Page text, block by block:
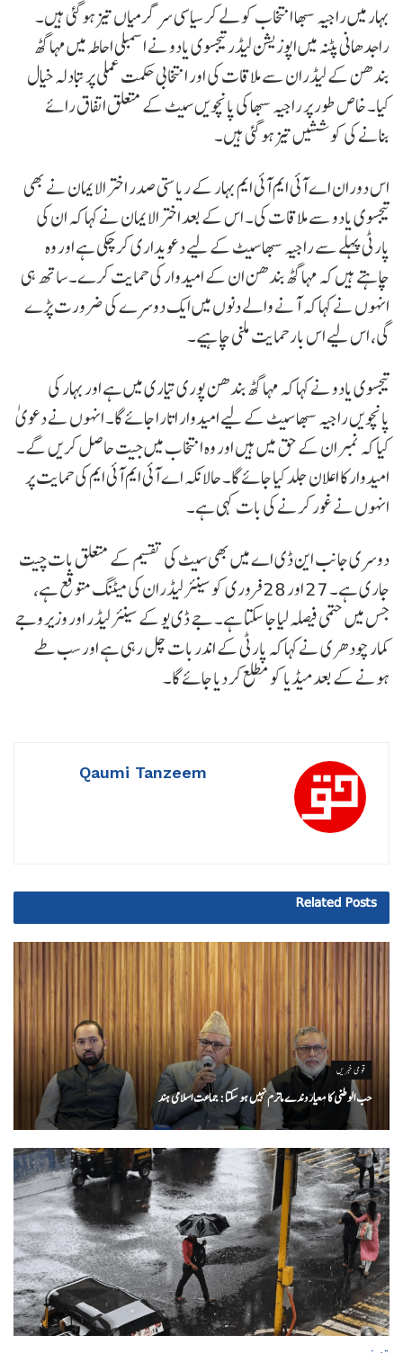
بہار میں راجیہ سبھا انتخاب کو لے کر سیاسی سرگرمیاں تیز ہو گئی ہیں۔
راجدھانی پٹنہ میں اپوزیشن لیڈر تیجسوی یادو نے اسمبلی احاطہ میں مہاگٹھ
بندھن کے لیڈران سے ملاقات کی اور انتخابی حکمت عملی پر تبادلہ خیال
کیا۔ خاص طور پر راجیہ سبھا کی پانچویں سیٹ کے متعلق اتفاق رائے
بنانے کی کوششیں تیز ہو گئی ہیں۔
اس دوران اے آئی ایم آئی ایم بہار کے ریاستی صدر اختر الایمان نے بھی
تیجسوی یادو سے ملاقات کی۔ اس کے بعد اختر الایمان نے کہا کہ ان کی
پارٹی پہلے سے راجیہ سبھا سیٹ کے لیے دعویداری کر چکی ہے اور وہ
چاہتے ہیں کہ مہاگٹھ بندھن ان کے امیدوار کی حمایت کرے۔ ساتھ ہی
انہوں نے کہا کہ آنے والے دنوں میں ایک دوسرے کی ضرورت پڑے
گی، اس لیے اس بار حمایت ملنی چاہیے۔
تیجسوی یادو نے کہا کہ مہاگٹھ بندھن پوری تیاری میں ہے اور بہار کی
پانچویں راجیہ سبھا سیٹ کے لیے امیدوار اتارا جائے گا۔ انہوں نے دعویٰ
کیا کہ نمبر ان کے حق میں ہیں اور وہ انتخاب میں جیت حاصل کریں گے۔
امیدوار کا اعلان جلد کیا جائے گا۔ حالانکہ اے آئی ایم آئی ایم کی حمایت پر
انہوں نے غور کرنے کی بات کہی ہے۔
دوسری جانب این ڈی اے میں بھی سیٹ کی تقسیم کے متعلق بات چیت
جاری ہے۔ 27 اور 28 فروری کو سینئر لیڈران کی میٹنگ متوقع ہے،
جس میں حتمی فیصلہ لیا جا سکتا ہے۔ جے ڈی یو کے سینئر لیڈر اور وزیر وجے
کمار چودھری نے کہا کہ پارٹی کے اندر بات چل رہی ہے اور سب طے
ہونے کے بعد میڈیا کو مطلع کر دیا جائے گا۔
Qaumi Tanzeem
Related Posts
قومی خبریں
حب الوطنی کا معیار وندے ماترم نہیں ہو سکتا : جماعت اسلامی ہند